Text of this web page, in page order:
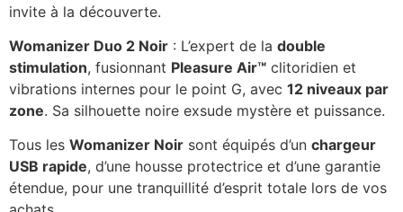
invite à la découverte.
Womanizer Duo 2 Noir : L’expert de la double
stimulation, fusionnant Pleasure Air™ clitoridien et
vibrations internes pour le point G, avec 12 niveaux par
zone. Sa silhouette noire exsude mystère et puissance.
Tous les Womanizer Noir sont équipés d’un chargeur
USB rapide, d’une housse protectrice et d’une garantie
étendue, pour une tranquillité d’esprit totale lors de vos